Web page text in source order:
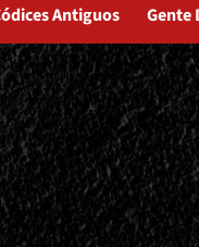
Antiguos Gente